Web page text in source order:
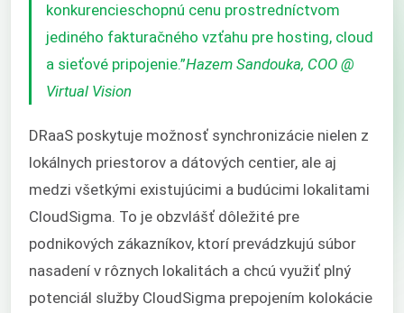
konkurencieschopnú cenu prostredníctvom
jediného fakturačného vzťahu pre hosting, cloud
a sieťové pripojenie.”Hazem Sandouka, COO @
Virtual Vision
DRaaS poskytuje možnosť synchronizácie nielen z
lokálnych priestorov a dátových centier, ale aj
medzi všetkými existujúcimi a budúcimi lokalitami
CloudSigma. To je obzvlášť dôležité pre
podnikových zákazníkov, ktorí prevádzkujú súbor
nasadení v rôznych lokalitách a chcú využiť plný
potenciál služby CloudSigma prepojením kolokácie